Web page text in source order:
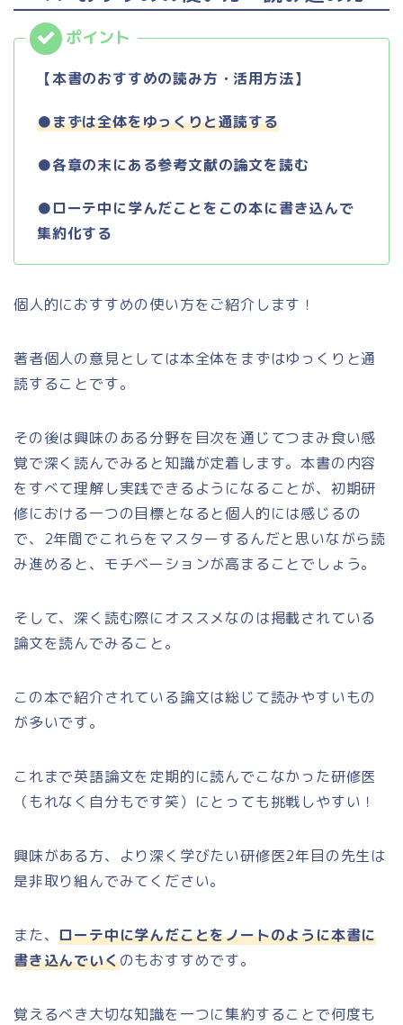
【本書のおすすめの読み方・活用方法】
●まずは全体をゆっくりと通読する
●各章の末にある参考文献の論文を読む
●ローテ中に学んだことをこの本に書き込んで
集約化する
個人的におすすめの使い方をご紹介します！
著者個人の意見としては本全体をまずはゆっくりと通
読することです。
その後は興味のある分野を目次を通じてつまみ食い感
覚で深く読んでみると知識が定着します。本書の内容
をすべて理解し実践できるようになることが、初期研
修における一つの目標となると個人的には感じるの
で、2年間でこれらをマスターするんだと思いながら読
み進めると、モチベーションが高まることでしょう。
そして、深く読む際にオススメなのは掲載されている
論文を読んでみること。
この本で紹介されている論文は総じて読みやすいもの
が多いです。
これまで英語論文を定期的に読んでこなかった研修医
（もれなく自分もです笑）にとっても挑戦しやすい！
興味がある方、より深く学びたい研修医2年目の先生は
是非取り組んでみてください。
また、ローテ中に学んだことをノートのように本書に
書き込んでいくのもおすすめです。
覚えるべき大切な知識を一つに集約することで何度も